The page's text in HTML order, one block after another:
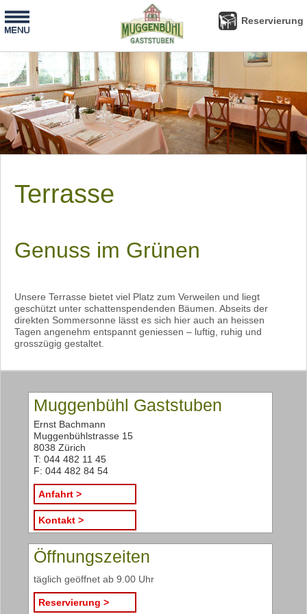
Reservierung Reservierung
Terrasse
Genuss im Grünen
Unsere Terrasse bietet viel Platz zum Verweilen und liegt
geschützt unter schattenspendenden Bäumen . Abseits der
direkten Sommersonne lässt es sich hier auch an heissen
Tagen angenehm entspannt geniessen – luftig, ruhig und
grosszügig gestaltet.
Muggenbühl Gaststuben
Ernst Bachmann
Muggenbühlstrasse 15
8038 Zürich
T: 044 482 11 45
F: 044 482 84 54
Anfahrt >
Kontakt >
Öffnungszeiten
täglich geöffnet ab 9.00 Uhr
Reservierung >